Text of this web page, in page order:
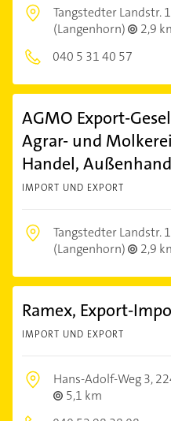
Tangstedter Landstr.
(Langenhorn)
2,9
040 5 31 40 57
AGMO Export-
Agrar- und
Handel,
IMPORT UND EXPORT
Tangstedter Landstr.
(Langenhorn)
2,9
Ramex, Export-
IMPORT UND EXPORT
Hans-Adolf-Weg 3,
5,1 km